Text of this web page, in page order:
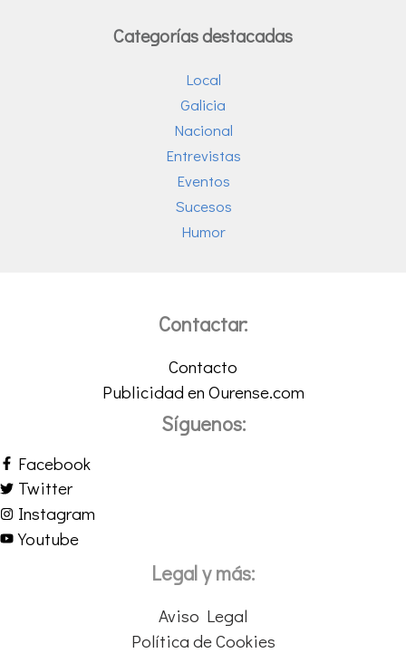
Categorías destacadas
Local
Galicia
Nacional
Entrevistas
Eventos
Sucesos
Humor
Contactar:
Contacto
Publicidad en Ourense.com
Síguenos:
Facebook
Twitter
Instagram
Youtube
Legal y más:
Aviso Legal
Política de Cookies